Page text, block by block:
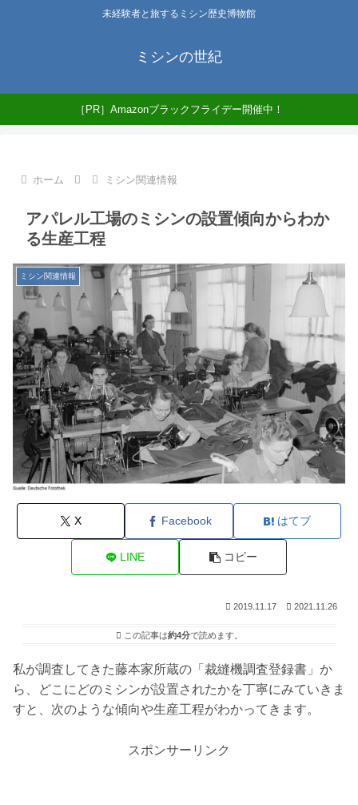
未経験者と旅するミシン歴史博物館
ミシンの世紀
［PR］Amazonブラックフライデー開催中！
ホーム ミシン関連情報
アパレル工場のミシンの設置傾向からわか
る生産工程
ミシン関連情報
X Facebook はてブ
LINE コピー
2019.11.17 2021.11.26
この記事は約4分で読めます。
私が調査してきた藤本家所蔵の「裁縫機調査登録書」か
ら、どこにどのミシンが設置されたかを丁寧にみていきま
すと、次のような傾向や生産工程がわかってきます。
スポンサーリンク